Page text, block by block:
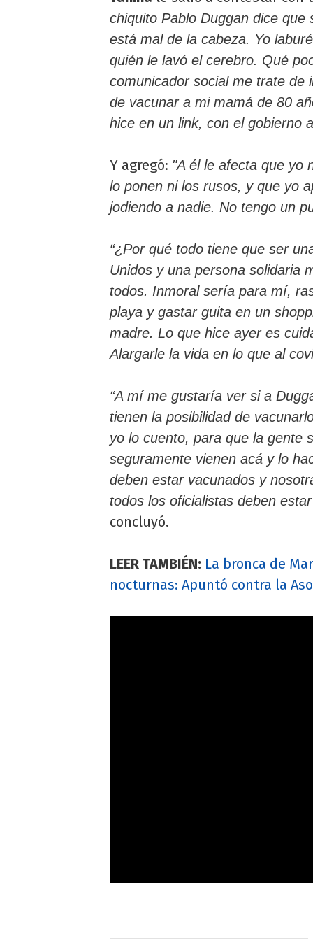
chiquito Pablo Duggan dice
está mal de la cabeza. Yo
quién le lavó el cerebro. Qué
comunicador social me trate de
de vacunar a mi mamá de 80
hice en un link, con el gobierno
Y agregó: "A él le afecta que yo
lo ponen ni los rusos, y que yo
jodiendo a nadie. No tengo un
“¿Por qué todo tiene que ser
Unidos y una persona solidaria
todos. Inmoral sería para mí,
playa y gastar guita en un
madre. Lo que hice ayer es
Alargarle la vida en lo que al
“A mí me gustaría ver si a
tienen la posibilidad de
yo lo cuento, para que la gente
seguramente vienen acá y lo
deben estar vacunados y
todos los oficialistas deben
concluyó.
LEER TAMBIÉN: La bronca de
nocturnas: Apuntó contra la